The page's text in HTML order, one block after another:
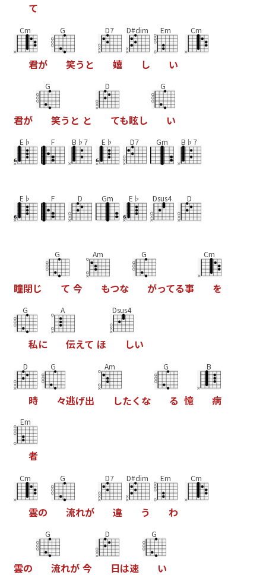
て
Cm
君が
G
笑う と
D7
嬉
D#dim
し
Em
い
Cm
君が
G
笑う と と
D
ても眩し
G
い
E♭ F B♭7 E♭ D7 Gm B♭7
E♭ F D Gm E♭ Dsus4 D
瞳閉じ
G
て 今
Am
もつな
G
がってる事
Cm
を
G
私に
A
伝えて ほ
Dsus4
しい
D
時
G
々逃げ出
Am
したく な
G
る 憶
B
病
Em
者
Cm
雲の
G
流れが
D7
違
D#dim
う
Em
わ
Cm
雲の
G
流れが 今
D
日は速
G
い